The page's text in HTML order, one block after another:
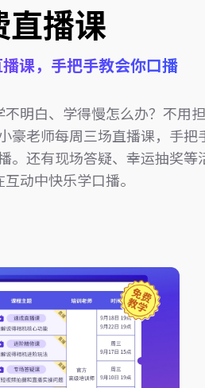
直播课
课，手把手教会你口播
明白、学得慢怎么办？不用担
豪老师每周三场直播课，手把
。还有现场答疑、幸运抽奖等
动中快乐学口播。